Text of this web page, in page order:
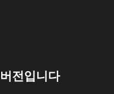
전입니다